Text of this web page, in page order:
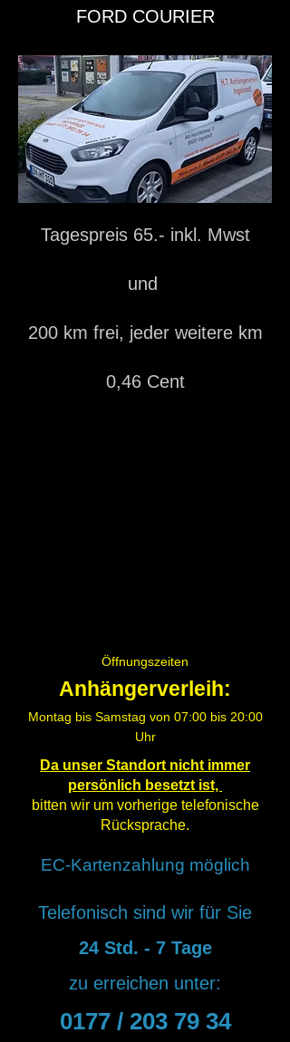
FORD COURIER​
Tagespreis 65.- inkl. Mwst
und
200 km frei, jeder weitere km
0,46 Cent
Öffnungszeiten
Anhängerverleih:
Montag bis Samstag von 07:00 bis 20:00
Uhr
Da unser Standort nicht immer
persönlich besetzt ist,
bitten wir um vorherige telefonische
Rücksprache.
EC-Kartenzahlung möglich
Telefonisch sind wir für Sie
24 Std. - 7 Tage
zu erreichen unter:
0177 / 203 79 34